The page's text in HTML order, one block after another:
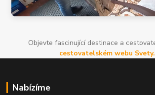
Objevte fascinující destinace a
cestovatelském webu
Nabízíme